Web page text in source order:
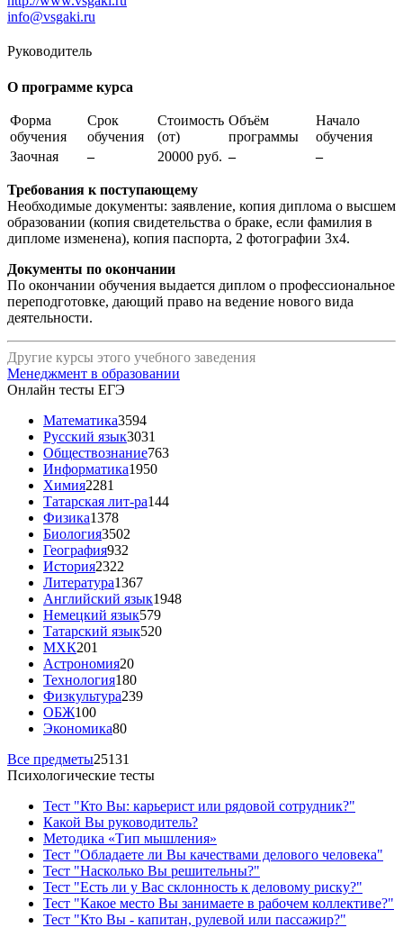
info@vsgaki.ru
Руководитель
О программе курса
Форма
обучения
Срок
обучения
Стоимость
(от)
Объём
программы
Начало
обучения
Заочная
– 20000 руб. – –
Требования к поступающему
Необходимые документы: заявление, копия диплома о высшем
образовании (копия свидетельства о браке, если фамилия в
дипломе изменена), копия паспорта, 2 фотографии 3х4.
Документы по окончании
По окончании обучения выдается диплом о профессиональное
переподготовке, дающий право на ведение нового вида
деятельности.
Другие курсы этого учебного заведения
Менеджмент в образовании
Онлайн тесты ЕГЭ
Математика3594
Русский язык3031
Обществознание763
Информатика1950
Химия2281
Татарская лит-ра144
Физика1378
Биология3502
География932
История2322
Литература1367
Английский язык1948
Немецкий язык579
Татарский язык520
МХК201
Астрономия20
Технология180
Физкультура239
ОБЖ100
Экономика80
Все предметы25131
Психологические тесты
Тест "Кто Вы: карьерист или рядовой сотрудник?"
Какой Вы руководитель?
Методика «Тип мышления»
Тест "Обладаете ли Вы качествами делового человека"
Тест "Насколько Вы решительны?"
Тест "Есть ли у Вас склонность к деловому риску?"
Тест "Какое место Вы занимаете в рабочем коллективе?"
Тест "Кто Вы - капитан, рулевой или пассажир?"